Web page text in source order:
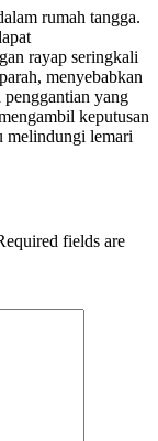
rumah tangga.
rayap seringkali
menyebabkan
yang
keputusan
melindungi lemari
fields are